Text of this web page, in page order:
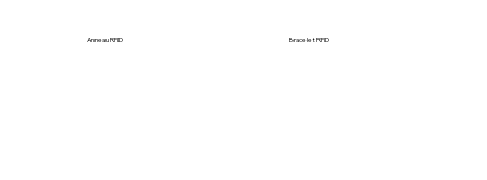
Bracelet RFID
Anneau RFID